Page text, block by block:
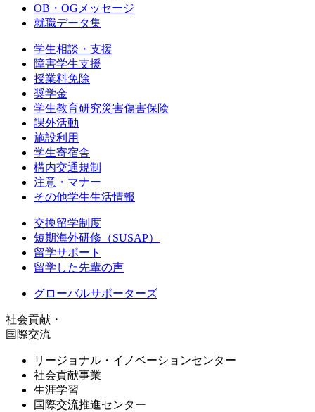
OB・OGメッセージ
就職データ集
学生相談・支援
障害学生支援
授業料免除
奨学金
学生教育研究災害傷害保険
課外活動
施設利用
学生寄宿舎
構内交通規制
注意・マナー
その他学生生活情報
交換留学制度
短期海外研修（SUSAP）
留学サポート
留学した先輩の声
グローバルサポーターズ
社会貢献・
国際交流
リージョナル・イノベーションセンター
社会貢献事業
生涯学習
国際交流推進センター